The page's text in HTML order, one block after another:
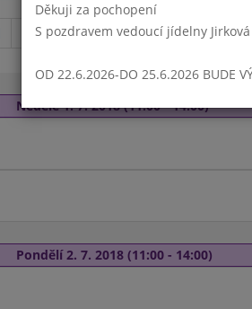
Květen 2018 Červen 2018
Neděle 1. 7. 2018 (11:00 - 14:00)
Pondělí 2. 7. 2018 (11:00 - 14:00)
Děkuji za pochopení
S pozdravem vedoucí jídelny Jirková
OD 22.6.2026-DO 25.6.2026 BUDE